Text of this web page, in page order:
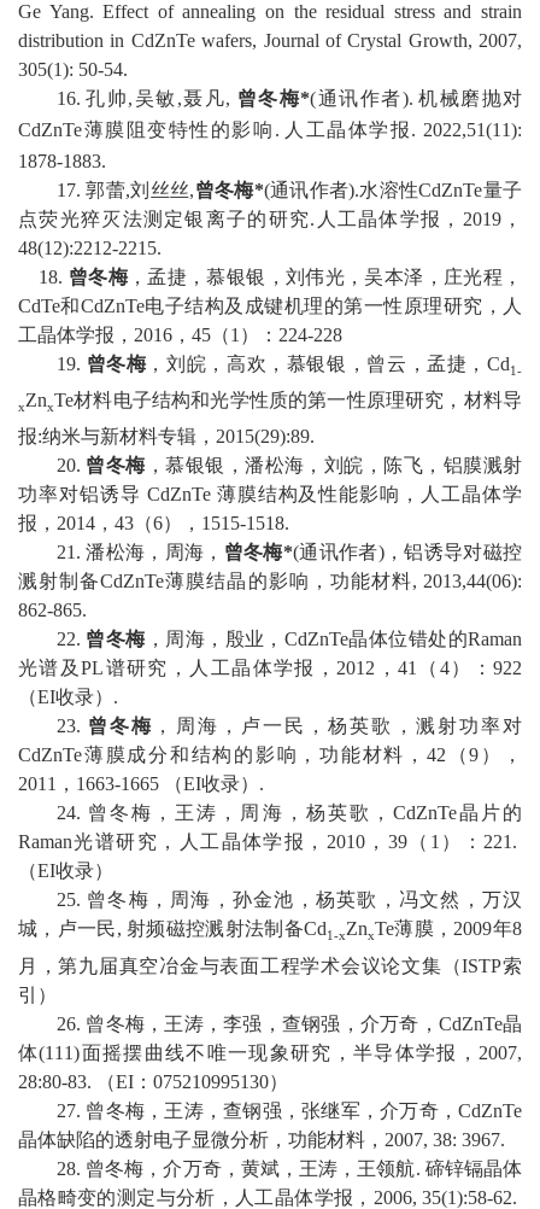
Ge Yang. Effect of annealing on the residual stress and strain
distribution in CdZnTe wafers, Journal of Crystal Growth, 2007,
305(1): 50-54.
16. 孔帅,吴敏 ,聂凡, 曾冬梅*(通讯作者). 机械磨抛对
CdZnTe薄膜阻变特性的影响 . 人工晶体学报. 2022,51(11):
1878-1883.
1 7.郭蕾,刘丝丝,曾冬梅*(通讯作者).水溶性CdZnTe量子
点荧光猝灭法测定银离子的研究. 人工晶体学报， 2019，
48(12):2212-2215.
18. 曾冬梅，孟捷，慕银银，刘伟光，吴本泽，庄光程，
CdTe和CdZnTe电子结构及成键机理的第一性原理研究 ，人
工晶体学报， 2016 ， 45 （1 ）： 224-228
19. 曾冬梅，刘皖 ， 高欢 ， 慕银银 ， 曾云 ， 孟捷 ，Cd1-
xZnxTe材料电子结构和光学性质的第一性原理研究 ， 材料导
报:纳米与新材料专辑 ， 2015(29):89.
20. 曾冬梅，慕银银，潘松海，刘皖，陈飞，铝膜溅射
功率对铝诱导 CdZnTe 薄膜结构及性能影响，人工晶体学
报， 2014 ， 43 （6）， 1515-1518.
21.潘松海，周海， 曾冬梅*(通讯作者)，铝诱导对磁控
溅射制备CdZnTe薄膜结晶的影响，功能材料, 2013,44(06):
862-865.
22. 曾冬梅，周海，殷业， CdZnTe晶体位错处的Raman
光谱及PL谱研究，人工晶体学报，2012 ， 41 （ 4）：922
（EI收录） .
23. 曾冬梅 ，周海，卢一民，杨英歌，溅射功率对
CdZnTe薄膜成分和结构的影响，功能材料， 42（9 ），
2011 ， 1663-1665 （EI收录） .
24. 曾冬梅，王涛，周海，杨英歌， CdZnTe晶片的
Raman光谱研究，人工晶体学报， 2010， 39（ 1 ）：221.
（EI收录）
25. 曾冬梅，周海，孙金池，杨英歌，冯文然，万汉
城，卢一民, 射频磁控溅射法制备Cd1-xZnxTe薄膜，2009年8
月，第九届真空冶金与表面工程学术会议论文集（ISTP索
引）
26. 曾冬梅，王涛，李强，查钢强，介万奇， CdZnTe晶
体(111)面摇摆曲线不唯一现象研究，半导体学报， 2007,
28:80-83.
（EI ： 075210995130）
27. 曾冬梅，王涛，查钢强，张继军，介万奇， CdZnTe
晶体缺陷的透射电子显微分析，功能材料， 2007, 38: 3967.
28. 曾冬梅，介万奇，黄斌，王涛，王领航. 碲锌镉晶体
晶格畸变的测定与分析，人工晶体学报， 2006, 35(1):58-62.